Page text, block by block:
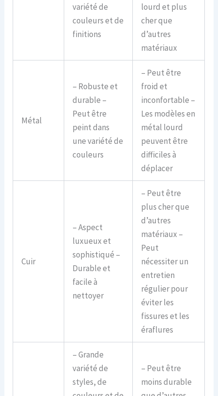
variété de
couleurs et de
finitions
lourd et plus
cher que
d’autres
matériaux
Métal
– Robuste et
durable –
Peut être
peint dans
une variété de
couleurs
– Peut être
froid et
inconfortable –
Les modèles en
métal lourd
peuvent être
difficiles à
déplacer
Cuir
– Aspect
luxueux et
sophistiqué –
Durable et
facile à
nettoyer
– Peut être
plus cher que
d’autres
matériaux –
Peut
nécessiter un
entretien
régulier pour
éviter les
fissures et les
éraflures
– Grande
variété de
styles, de
– Peut être
moins durable